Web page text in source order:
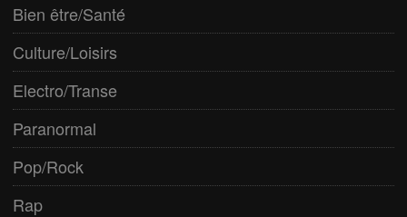
Bien être/Santé
Culture/Loisirs
Electro/Transe
Paranormal
Pop/Rock
Rap